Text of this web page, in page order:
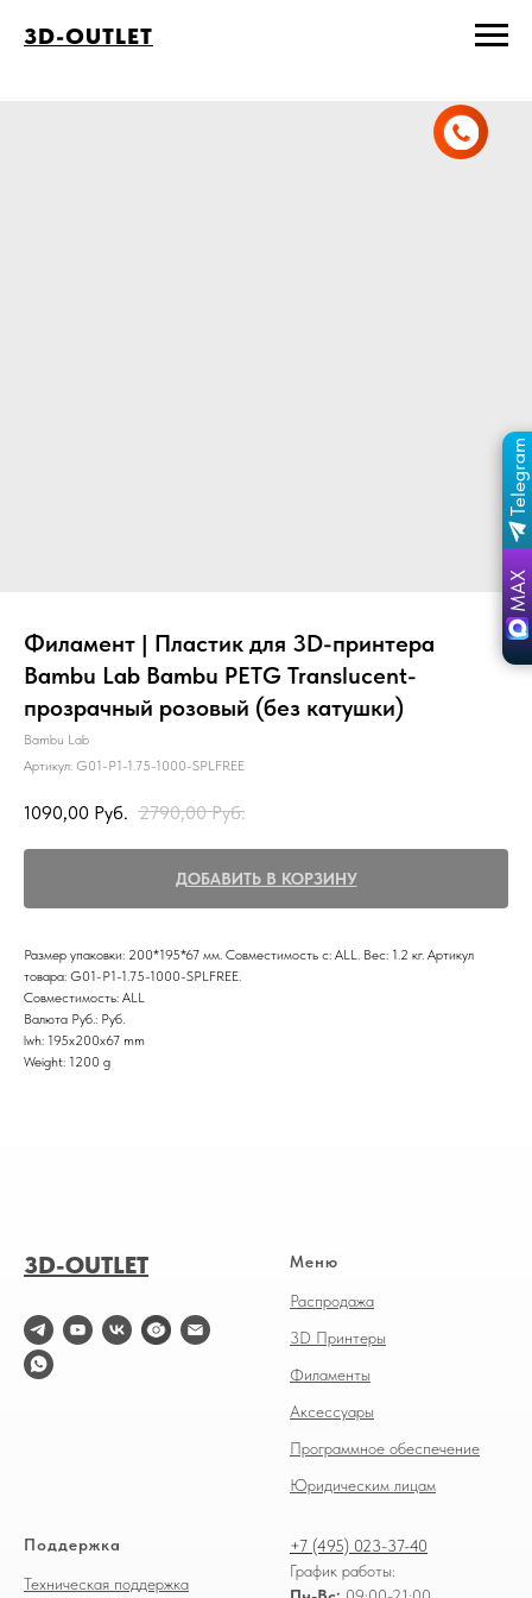
3D-OUTLET
Филамент | Пластик для 3D-принтера
Bambu Lab Bambu PETG Translucent-
прозрачный розовый (без катушки)
Bambu Lab
Артикул: G01-P1-1.75-1000-SPLFREE
1090,00 Руб. 2790,00 Руб.
ДОБАВИТЬ В КОРЗИНУ
Размер упаковки: 200*195*67 мм. Совместимость с: ALL. Вес: 1.2 кг. Артикул
товара: G01-P1-1.75-1000-SPLFREE.
Совместимость: ALL
Валюта Руб.: Руб.
lwh: 195x200x67 mm
Weight: 1200 g
3D-OUTLET Меню
Распродажа
3D Принтеры
Филаменты
Аксессуары
Программное обеспечение
Юридическим лицам
Поддержка
Техническая поддержка
+7 (495) 023-37-40
График работы: